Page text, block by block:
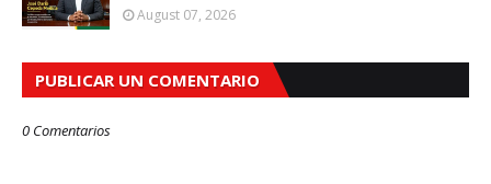
August 07, 2026
PUBLICAR UN COMENTARIO
0 Comentarios